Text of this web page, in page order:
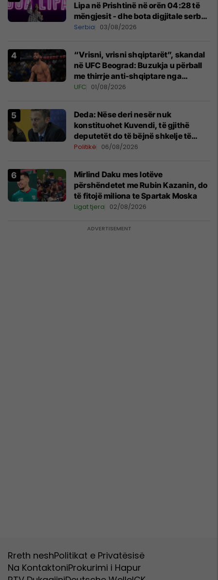
Lipa në Prishtinë në orën 04:28 të
mëngjesit - dhe bota digjitale serbe
shpall gjendjen e luftës
Serbia 03/08/2026
“Vrisni, vrisni shqiptarët”, skandal
në UFC Beograd: Buzukja u përball
me thirrje anti-shqiptare nga
tribunat
UFC 01/08/2026
Deda: Nëse deri nesër nuk
konstituohet Kuvendi, të gjithë
deputetët do të bëjnë shkelje të
rëndë kushtetuese
Politikë 06/08/2026
Mirlind Daku mes lotëve
përshëndetet me Rubin Kazanin, do
të fitojë miliona te Spartak Moska
Ligat tjera 02/08/2026
Rreth neshPolitikat e Privatësisë
Na KontaktoniProkurimi i Hapur